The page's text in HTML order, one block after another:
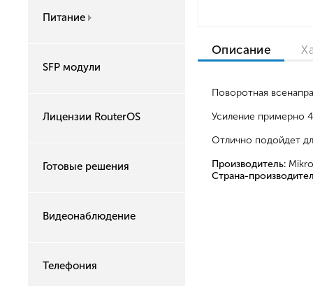
Питание
SFP модули
Лицензии RouterOS
Готовые решения
Видеонаблюдение
Телефония
Описание
Поворотная
Усиление примерно
Отлично подойдет
Производитель:
Страна-